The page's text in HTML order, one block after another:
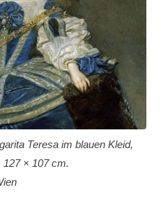
Teresa im blauen Kleid,
127 × 107 cm.